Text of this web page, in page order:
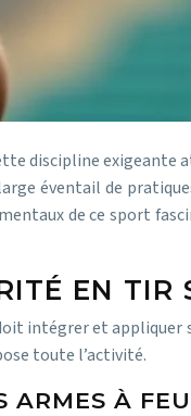
discipline exigeante
éventail de
de ce sport
EN TIR
intégrer et
toute l’activité.
ARMES À FEU